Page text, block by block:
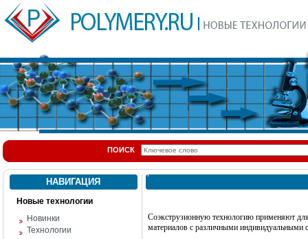
ПОИСК
НАВИГАЦИЯ
Новые технологии
Новинки
Технологии
Соэкструзионную технологию применяют
материалов с различными индивидуальными